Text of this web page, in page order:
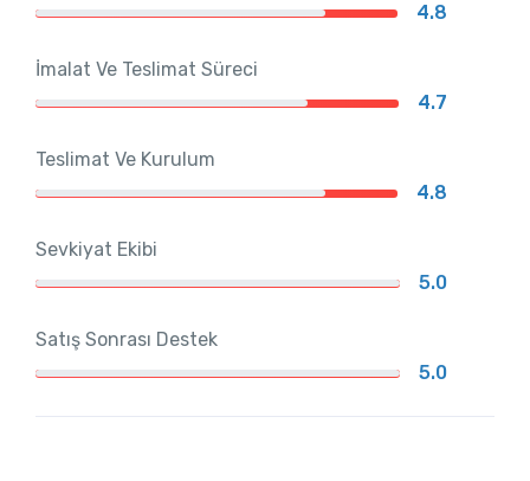
4.8
İmalat Ve Teslimat Süreci
4.7
Teslimat Ve Kurulum
4.8
Sevkiyat Ekibi
5.0
Satış Sonrası Destek
5.0